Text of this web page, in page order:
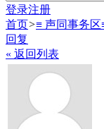
登录注册
首页>≡ 声同事务区
回复
« 返回列表